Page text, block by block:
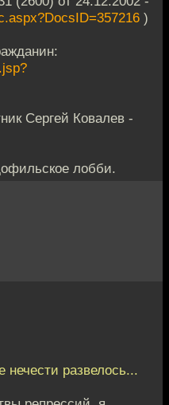
)
Сергей Ковалев -
лобби.
нечести развелось...